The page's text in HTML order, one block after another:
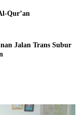
Qur’an
Jalan Trans Subur